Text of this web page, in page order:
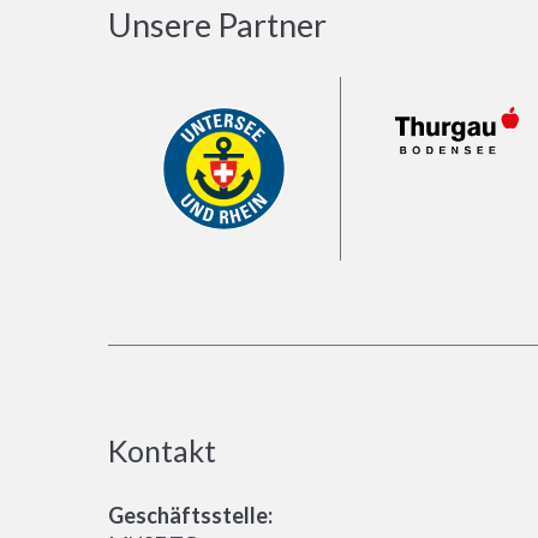
Unsere Partner
Kontakt
Geschäftsstelle: